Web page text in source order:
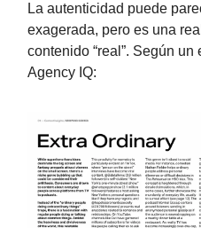
La autenticidad puede
exagerada, pero es una
contenido “real”. Según
Agency IQ: